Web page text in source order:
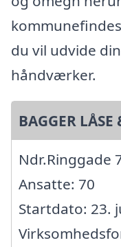
du vil udvide
håndværker.
BAGGER
Ndr.Ringgade
Ansatte: 70
Startdato: 23.